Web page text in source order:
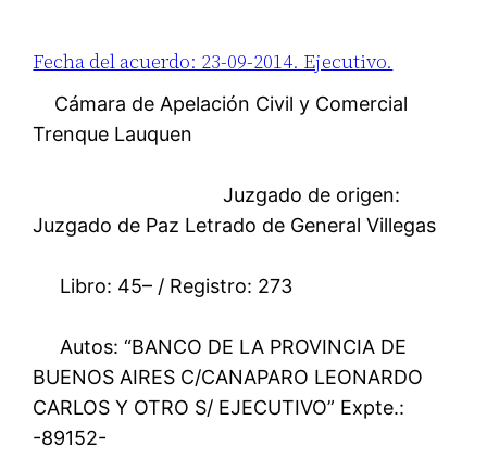
Fecha del acuerdo: 23-09-2014. Ejecutivo.
Cámara de Apelación Civil y Comercial
Trenque Lauquen
Juzgado de origen:
Juzgado de Paz Letrado de General Villegas
Libro: 45– / Registro: 273
Autos: “BANCO DE LA PROVINCIA DE
BUENOS AIRES C/CANAPARO LEONARDO
CARLOS Y OTRO S/ EJECUTIVO” Expte.:
-89152-